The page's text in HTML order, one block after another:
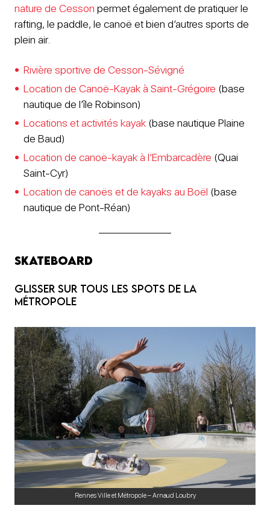
nature de Cesson permet également de pratiquer le
rafting, le paddle, le canoë et bien d’autres sports de
plein air.
Rivière sportive de Cesson-Sévigné
Location de Canoë-Kayak à Saint-Grégoire (base
nautique de l’île Robinson)
Locations et activités kayak (base nautique Plaine
de Baud)
Location de canoë-kayak à l’Embarcadère (Quai
Saint-Cyr)
Location de canoës et de kayaks au Boël (base
nautique de Pont-Réan)
Skateboard
Glisser sur tous les spots de la
métropole
Rennes Ville et Métropole – Arnaud Loubry